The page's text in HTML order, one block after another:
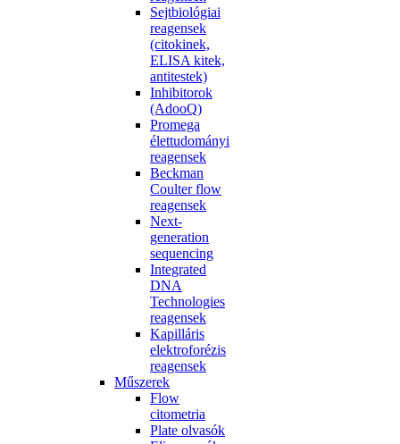
Sejtbiológiai
reagensek
(citokinek,
ELISA kitek,
antitestek)
Inhibitorok
(AdooQ)
Promega
élettudományi
reagensek
Beckman
Coulter flow
reagensek
Next-
generation
sequencing
Integrated
DNA
Technologies
reagensek
Kapilláris
elektroforézis
reagensek
Műszerek
Flow
citometria
Plate olvasók